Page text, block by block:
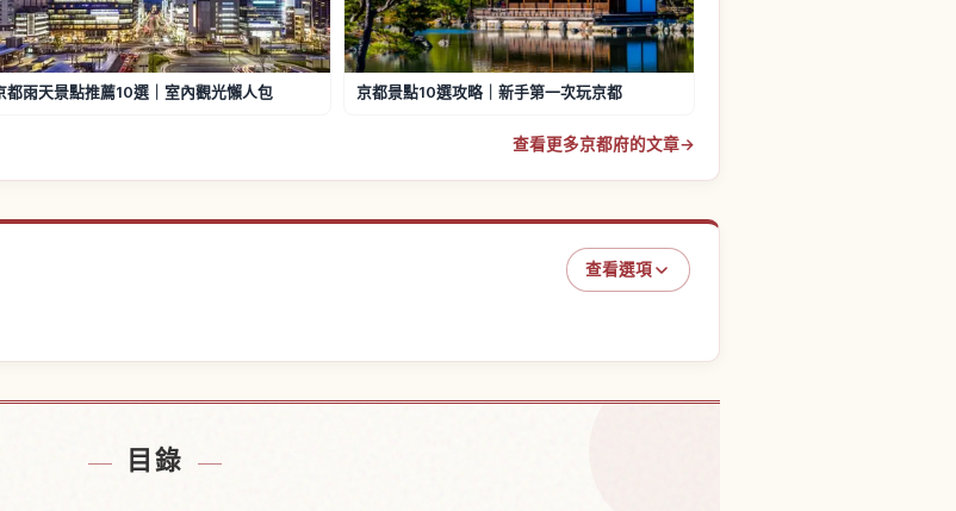
都雨天景點推薦10選｜室內觀光懶人包 京都景點10選攻略｜新手第一次玩京都
查看更多京都府的文章→
查看選項
目錄